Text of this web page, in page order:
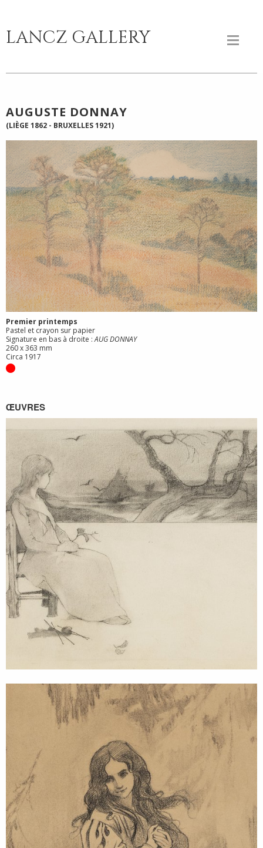
LANCZ GALLERY
AUGUSTE DONNAY
(LIÈGE 1862 - BRUXELLES 1921)
Premier printemps
Pastel et crayon sur papier
Signature en bas à droite :AUG DONNAY
260 x 363 mm
Circa 1917
ŒUVRES